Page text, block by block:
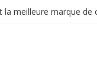
la meilleure marque de